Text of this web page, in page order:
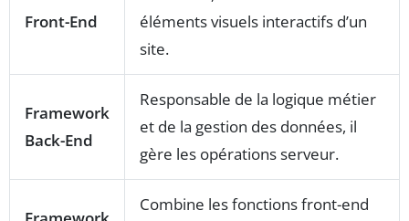
Front-End
éléments visuels interactifs d’un
site.
Framework
Back-End
Responsable de la logique métier
et de la gestion des données, il
gère les opérations serveur.
Combine les fonctions front-end